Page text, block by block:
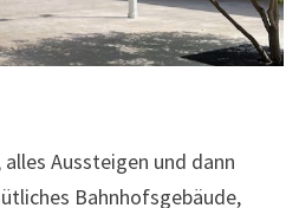
Aussteigen und dann
Bahnhofsgebäude,